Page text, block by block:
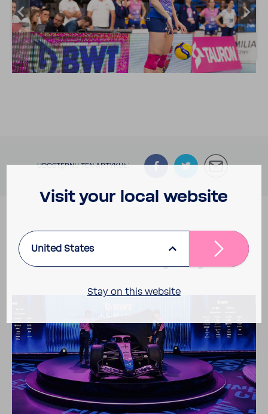
UDOSTĘPNIJ TEN ARTYKUŁ:
Podobne arty­kuły
Visit your local website
United States
Stay on this website